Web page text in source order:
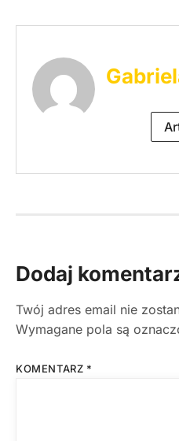
Dodaj
Twój adres email nie
Wymagane pola są
KOMENTARZ *